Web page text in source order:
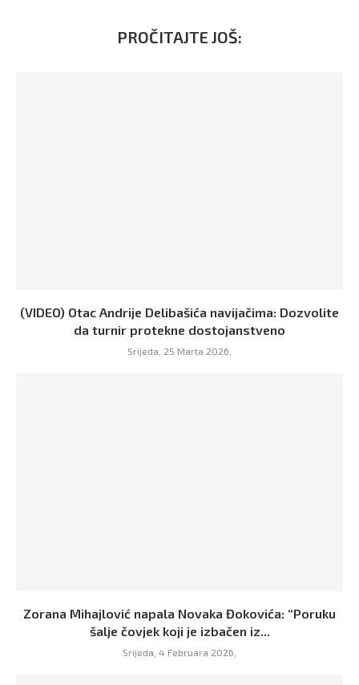
PROČITAJTE JOŠ:
(VIDEO) Otac Andrije Delibašića navijačima: Dozvolite
da turnir protekne dostojanstveno
Srijeda, 25 Marta 2026,
Zorana Mihajlović napala Novaka Đokovića: “Poruku
šalje čovjek koji je izbačen iz...
Srijeda, 4 Februara 2026,